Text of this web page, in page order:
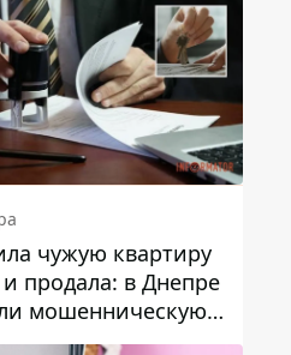
чужую квартиру
и продала: в Днепре
мошенническую
недвижимостью